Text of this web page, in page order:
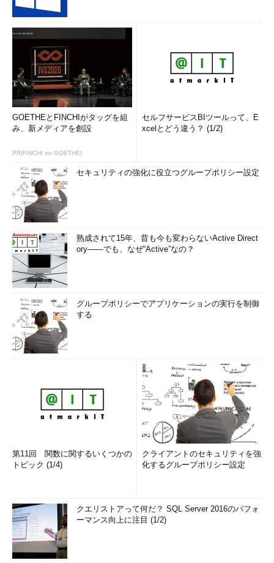
GOETHEとFINCHIがタッグを組
み、新メディアを創設
PR(FINCHI on GOETHE)
セルフサービスBIツールって、E
xcelとどう違う？ (1/2)
セキュリティの強化に役立つグループポリシー設定
熟成されて15年、昔も今も変わらないActive Direct
ory――でも、なぜ“Active”なの？
グループポリシーでアプリケーションの実行を制御
する
第11回 関数に関するいくつかの
トピック (1/4)
クライアントのセキュリティを強
化するグループポリシー設定
クエリストアって何だ？ SQL Server 2016のパフォ
ーマンス向上に注目 (1/2)